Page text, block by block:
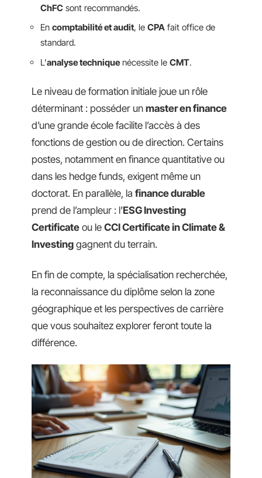
ChFC sont recommandés.
En comptabilité et audit, le CPA fait office de
standard.
L’analyse technique nécessite le CMT.
Le niveau de formation initiale joue un rôle
déterminant : posséder un master en finance
d’une grande école facilite l’accès à des
fonctions de gestion ou de direction. Certains
postes, notamment en finance quantitative ou
dans les hedge funds, exigent même un
doctorat. En parallèle, la finance durable
prend de l’ampleur : l’ESG Investing
Certificate ou le CCI Certificate in Climate &
Investing gagnent du terrain.
En fin de compte, la spécialisation recherchée,
la reconnaissance du diplôme selon la zone
géographique et les perspectives de carrière
que vous souhaitez explorer feront toute la
différence.